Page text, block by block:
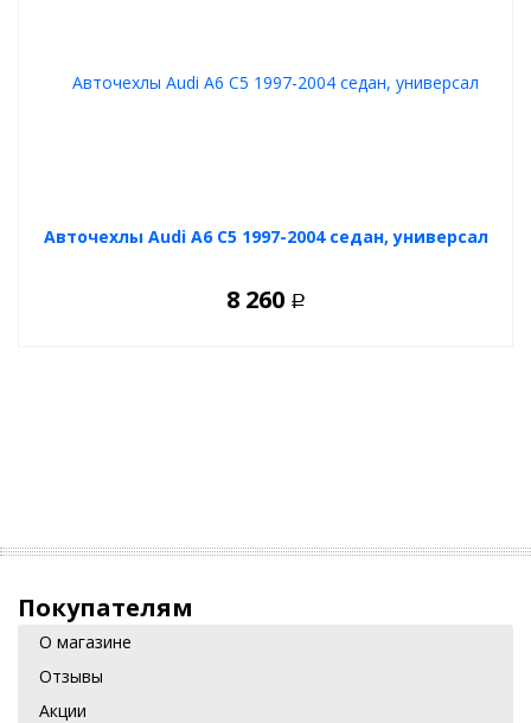
Авточехлы Audi A6 C5 1997-2004 седан, универсал
8 260 Р
Покупателям
О магазине
Отзывы
Акции